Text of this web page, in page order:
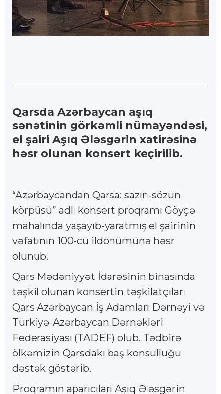
Qarsda Azərbaycan aşıq
sənətinin görkəmli nümayəndəsi,
el şairi Aşıq Ələsgərin xatirəsinə
həsr olunan konsert keçirilib.
“Azərbaycandan Qarsa: sazın-sözün
körpüsü” adlı konsert proqramı Göyçə
mahalında yaşayıb-yaratmış el şairinin
vəfatının 100-cü ildönümünə həsr
olunub.
Qars Mədəniyyət İdarəsinin binasında
təşkil olunan konsertin təşkilatçıları
Qars Azərbaycan İş Adamları Dərnəyi və
Türkiyə-Azərbaycan Dərnəkləri
Federasiyası (TADEF) olub. Tədbirə
ölkəmizin Qarsdakı baş konsulluğu
dəstək göstərib.
Proqramın aparıcıları Aşıq Ələsgərin